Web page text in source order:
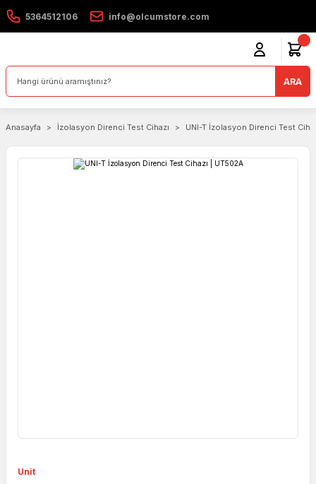
5364512106 info@olcumstore.com
ARA
Anasayfa İzolasyon Direnci Test Cihazı UNI-T İzolasyon Direnci Test
Unit